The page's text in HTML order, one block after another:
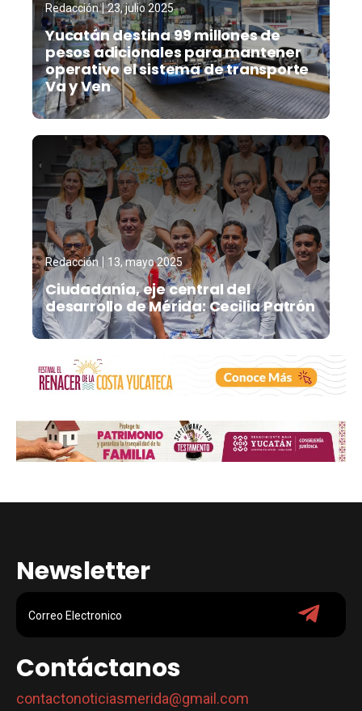
Redacción 23, julio 2025
Yucatán destina 99 millones de
pesos adicionales para mantener
operativo el sistema de transporte
Va y Ven
Redacción 13, mayo 2025
Ciudadanía, eje central del
desarrollo de Mérida: Cecilia Patrón
Newsletter
Contáctanos
contactonoticiasmerida@gmail.com